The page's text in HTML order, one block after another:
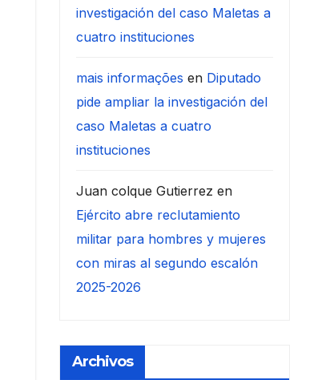
investigación del caso Maletas a
cuatro instituciones
mais informações en Diputado
pide ampliar la investigación del
caso Maletas a cuatro
instituciones
Juan colque Gutierrez en
Ejército abre reclutamiento
militar para hombres y mujeres
con miras al segundo escalón
2025-2026
Archivos